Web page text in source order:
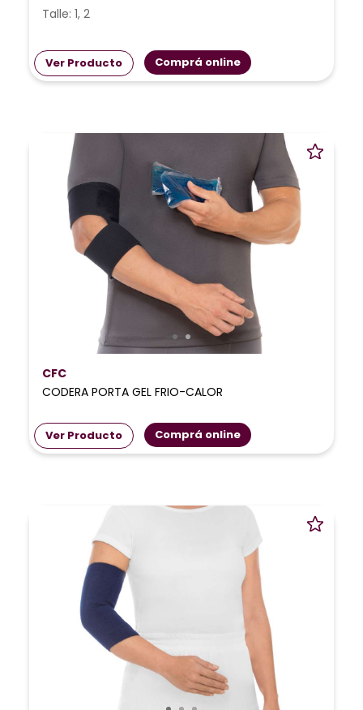
Talle: 1, 2
Ver Producto Comprá online
CFC
CODERA PORTA GEL FRIO-CALOR
Ver Producto Comprá online